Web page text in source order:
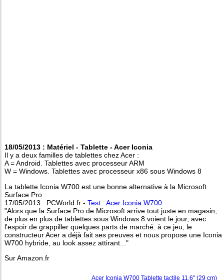
18/05/2013 : Matériel - Tablette - Acer Iconia
Il y a deux familles de tablettes chez Acer :
A = Android. Tablettes avec processeur ARM
W = Windows. Tablettes avec processeur x86 sous Windows 8
La tablette Iconia W700 est une bonne alternative à la Microsoft
Surface Pro :
17/05/2013 : PCWorld.fr - Test : Acer Iconia W700
"Alors que la Surface Pro de Microsoft arrive tout juste en magasin,
de plus en plus de tablettes sous Windows 8 voient le jour, avec
l'espoir de grappiller quelques parts de marché. à ce jeu, le
constructeur Acer a déjà fait ses preuves et nous propose une Iconia
W700 hybride, au look assez attirant..."
Sur Amazon.fr
Acer Iconia W700 Tablette tactile 11,6" (29 cm)